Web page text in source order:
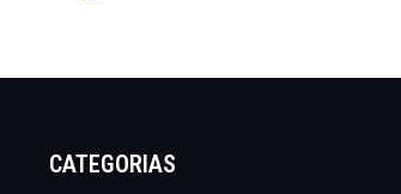
CATEGORIAS